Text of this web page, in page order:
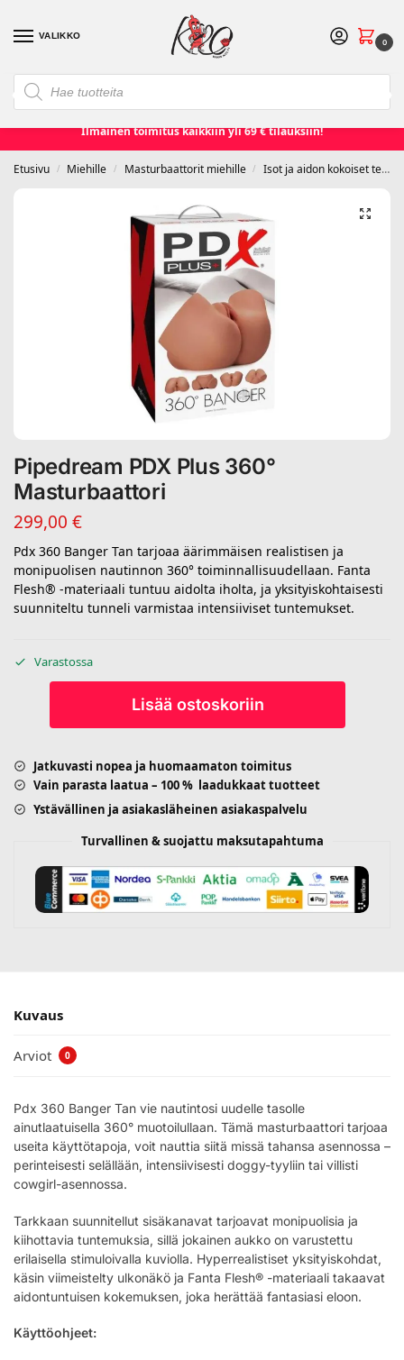
VALIKKO
0
❮ Etusivu Seksilelut ja seksivälineet Miehille❯
Ilmainen toimitus kaikkiin yli 69 € tilauksiin!
Etusivu / Miehille / Masturbaattorit miehille / Isot ja aidon kokoiset tekopillut
Pipedream PDX Plus 360°
Masturbaattori
299,00 €
Pdx 360 Banger Tan tarjoaa äärimmäisen realistisen ja
monipuolisen nautinnon 360° toiminnallisuudellaan. Fanta
Flesh® -materiaali tuntuu aidolta iholta, ja yksityiskohtaisesti
suunniteltu tunneli varmistaa intensiiviset tuntemukset.
Varastossa
Lisää ostoskoriin
Jatkuvasti nopea ja huomaamaton toimitus
Vain parasta laatua – 100 % laadukkaat tuotteet
Ystävällinen ja asiakasläheinen asiakaspalvelu
Turvallinen & suojattu maksutapahtuma
Kuvaus
Arviot 0
Pdx 360 Banger Tan vie nautintosi uudelle tasolle
ainutlaatuisella 360° muotoilullaan. Tämä masturbaattori tarjoaa
useita käyttötapoja, voit nauttia siitä missä tahansa asennossa –
perinteisesti selällään, intensiivisesti doggy-tyyliin tai villisti
cowgirl-asennossa.
Tarkkaan suunnitellut sisäkanavat tarjoavat monipuolisia ja
kiihottavia tuntemuksia, sillä jokainen aukko on varustettu
erilaisella stimuloivalla kuviolla. Hyperrealistiset yksityiskohdat,
käsin viimeistelty ulkonäkö ja Fanta Flesh® -materiaali takaavat
aidontuntuisen kokemuksen, joka herättää fantasiasi eloon.
Käyttöohjeet: